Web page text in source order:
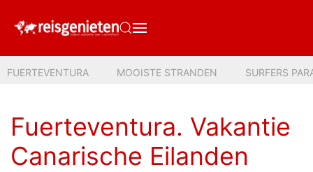
FUERTEVENTURA MOOISTE STRANDEN SURFERS
Fuerteventura. Vakantie
Canarische Eilanden